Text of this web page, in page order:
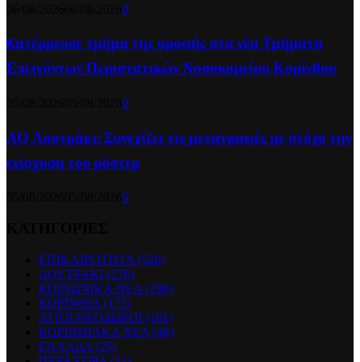
0
Kατέρρευσε τμήμα της οροφής στα νέα Τμήματα
Επειγόντων Περιστατικών Νοσοκομείου Κορίνθου
0
ΑΟ Λουτράκι: Συνεχίζει τις μεταγραφές με στόχο την
ενίσχυση του ρόστερ
0
ΕΠΙΚΑΙΡΟΤΗΤΑ (520)
ΛΟΥΤΡΑΚΙ (276)
ΚΟΙΝΩΝΙΚΑ ΝΕΑ (190)
ΚΟΡΙΝΘΙΑ (173)
ΑΓΙΟΙ ΘΕΟΔΩΡΟΙ (101)
ΚΟΡΙΝΘΙΑΚΑ ΝΕΑ (48)
ΕΛΛΑΔΑ (25)